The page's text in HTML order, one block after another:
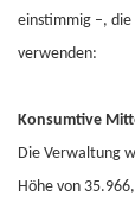
einstimmig –,
verwenden:
Konsumtive
Die Verwaltung
Höhe von